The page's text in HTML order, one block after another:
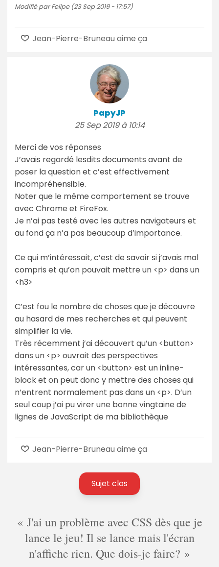
Modifié par Felipe (23 Sep 2019 - 17:57)
Jean-Pierre-Bruneau aime ça
PapyJP
25 Sep 2019 à 10:14
Merci de vos réponses
J’avais regardé lesdits documents avant de
poser la question et c’est effectivement
incompréhensible.
Noter que le même comportement se trouve
avec Chrome et FireFox.
Je n’ai pas testé avec les autres navigateurs et
au fond ça n’a pas beaucoup d’importance.
Ce qui m’intéressait, c’est de savoir si j’avais mal
compris et qu’on pouvait mettre un <p> dans un
<h3>
C’est fou le nombre de choses que je découvre
au hasard de mes recherches et qui peuvent
simplifier la vie.
Très récemment j’ai découvert qu’un <button>
dans un <p> ouvrait des perspectives
intéressantes, car un <button> est un inline-
block et on peut donc y mettre des choses qui
n’entrent normalement pas dans un <p>. D’un
seul coup j’ai pu virer une bonne vingtaine de
lignes de JavaScript de ma bibliothèque
Jean-Pierre-Bruneau aime ça
Sujet clos
J'ai un problème avec CSS dès que je
lance le jeu! Il se lance mais l'écran
n'affiche rien. Que dois-je faire?